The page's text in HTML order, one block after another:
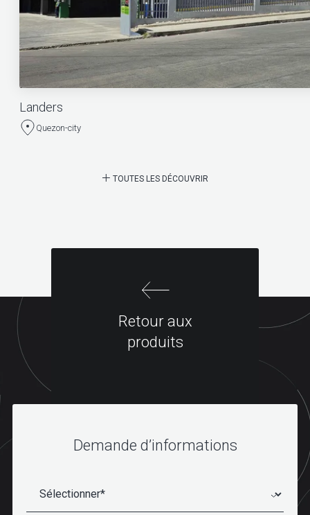
Landers
Quezon-city
TOUTES LES DÉCOUVRIR
Retour aux
produits
Demande d’informations